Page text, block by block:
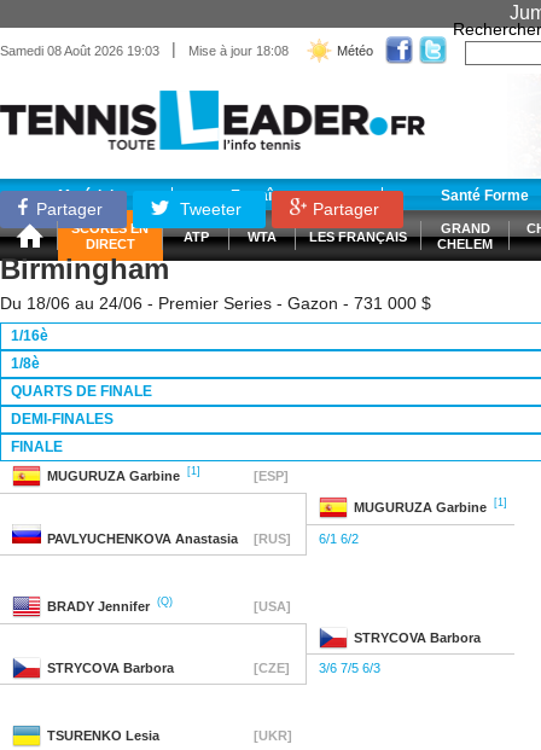
Samedi 08 Août 2026 19:03 | Mise à jour 18:08 Météo
Rechercher
Matériel Entraînement Santé Forme
SCORES EN
DIRECT
ATP WTA LES FRANÇAIS
GRAND
CHELEM
Partager Tweeter Partager
Birmingham
Du 18/06 au 24/06 - Premier Series - Gazon - 731 000 $
1/16è
1/8è
QUARTS DE FINALE
DEMI-FINALES
FINALE
MUGURUZA Garbine [1] [ESP]
MUGURUZA Garbine [1]
PAVLYUCHENKOVA Anastasia [RUS] 6/1 6/2
BRADY Jennifer (Q) [USA]
STRYCOVA Barbora
STRYCOVA Barbora [CZE] 3/6 7/5 6/3
TSURENKO Lesia [UKR]